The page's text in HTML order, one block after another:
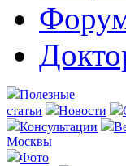
Полезные
статьи
Новости
Консультации
Москвы
Фото